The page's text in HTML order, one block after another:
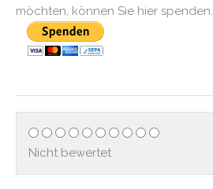
möchten, können Sie hier spenden.
Nicht bewertet